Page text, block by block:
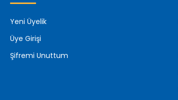
Yeni Üyelik
Üye Girişi
Şifremi Unuttum